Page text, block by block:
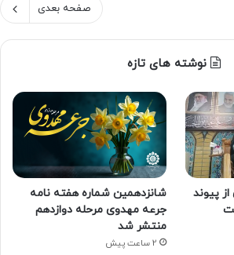
صفحه بعدی
نوشته های تازه
پیوند
شانزدهمین شماره هفته‌ نامه
جرعه مهدوی مرحله دوازدهم
منتشر شد
2 ساعت پیش